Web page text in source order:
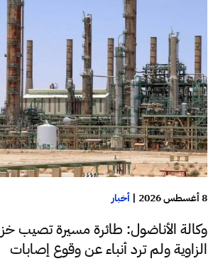
8 أغسطس 2026 | أخبار
وكالة الأناضول: طائرة مسيرة تصيب
الزاوية ولم ترد أنباء عن وقوع إصابات